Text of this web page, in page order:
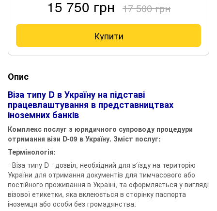
15 750 грн 17 500 грн
Купити
Опис
Віза типу D в Україну на підставі
працевлаштування в представництвах
іноземних банків
Комплекс послуг з юридичного супроводу процедури
отримання візи D-09 в Україну. Зміст послуг:
Термінологія:
- Віза типу D - дозвіл, необхідний для в'їзду на територію
України для отримання документів для тимчасового або
постійного проживання в Україні, та оформляється у вигляді
візової етикетки, яка вклеюється в сторінку паспорта
іноземця або особи без громадянства.